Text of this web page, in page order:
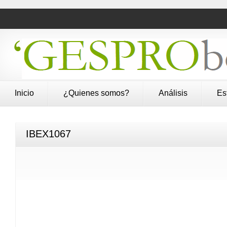
Inicio ¿Quienes somos? Análisis
IBEX1067